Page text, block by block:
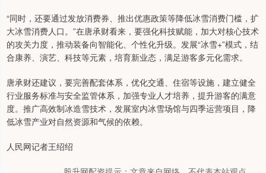
“同时，还要通过发放消费券、推出优惠政策等降低冰雪消费门槛，扩
大冰雪消费人口。”在唐承财看来，要强化科技赋能，加大对核心技术
的攻关力度，推动装备向智能化、个性化升级。发展“冰雪+”模式，结
合康养、演艺、科技等元素，培育新业态，满足游客多元化需求。
唐承财还建议，要完善配套体系，优化交通、住宿等设施，建立健全
行业服务标准与安全监管体系，加强专业人才培养，提升游客的满意
度。推广高效制冰造雪技术，发展室内冰雪场馆与四季运营项目，降
低冰雪产业对自然资源和气候的依赖。
人民网记者王绍绍